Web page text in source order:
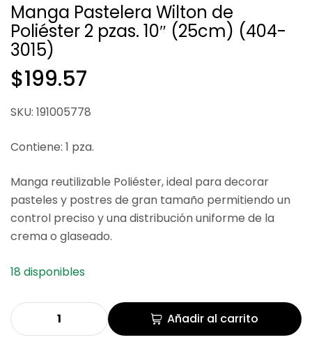
$260.16
$91.77
Manga Pastelera Wilton de
Poliéster 2 pzas. 10″ (25cm) (404-
3015)
$199.57
SKU: 191005778
Contiene: 1 pza.
Manga reutilizable Poliéster, ideal para decorar
pasteles y postres de gran tamaño permitiendo un
control preciso y una distribución uniforme de la
crema o glaseado.
18 disponibles
Añadir al carrito